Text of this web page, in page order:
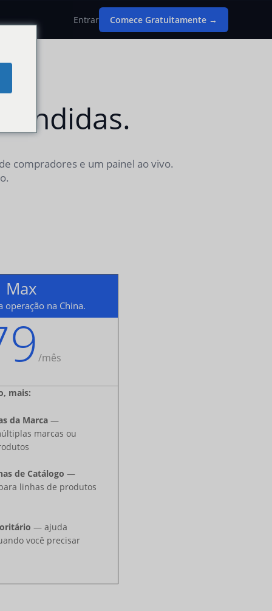
Entrar Comece Gratuitamente →
compradores e um painel ao vivo.
Max
operação na China.
/mês
mais:
da Marca —
marcas ou
de Catálogo —
linhas de produtos
— ajuda
você precisar